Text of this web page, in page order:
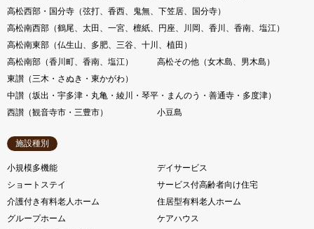
高松西部・国分寺（弦打、香西、鬼無、下笠居、国分寺）
高松南西部（鶴尾、太田、一宮、檀紙、円座、川岡、香川、香南、塩江）
高松南東部（仏生山、多肥、三谷、十川、植田）
高松南部（香川町、香南、塩江）
高松その他（女木島、男木島）
東讃（三木・さぬき・東かがわ）
中讃（坂出・宇多津・丸亀・綾川・琴平・まんのう・善通寺・多度津）
西讃（観音寺市・三豊市）
小豆島
施設種別
小規模多機能
デイサービス
ショートステイ
サービス付高齢者向け住宅
介護付き有料老人ホーム
住居型有料老人ホーム
グループホーム
ケアハウス